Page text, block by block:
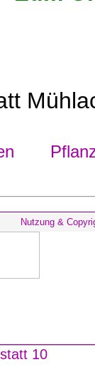
Nutzung &